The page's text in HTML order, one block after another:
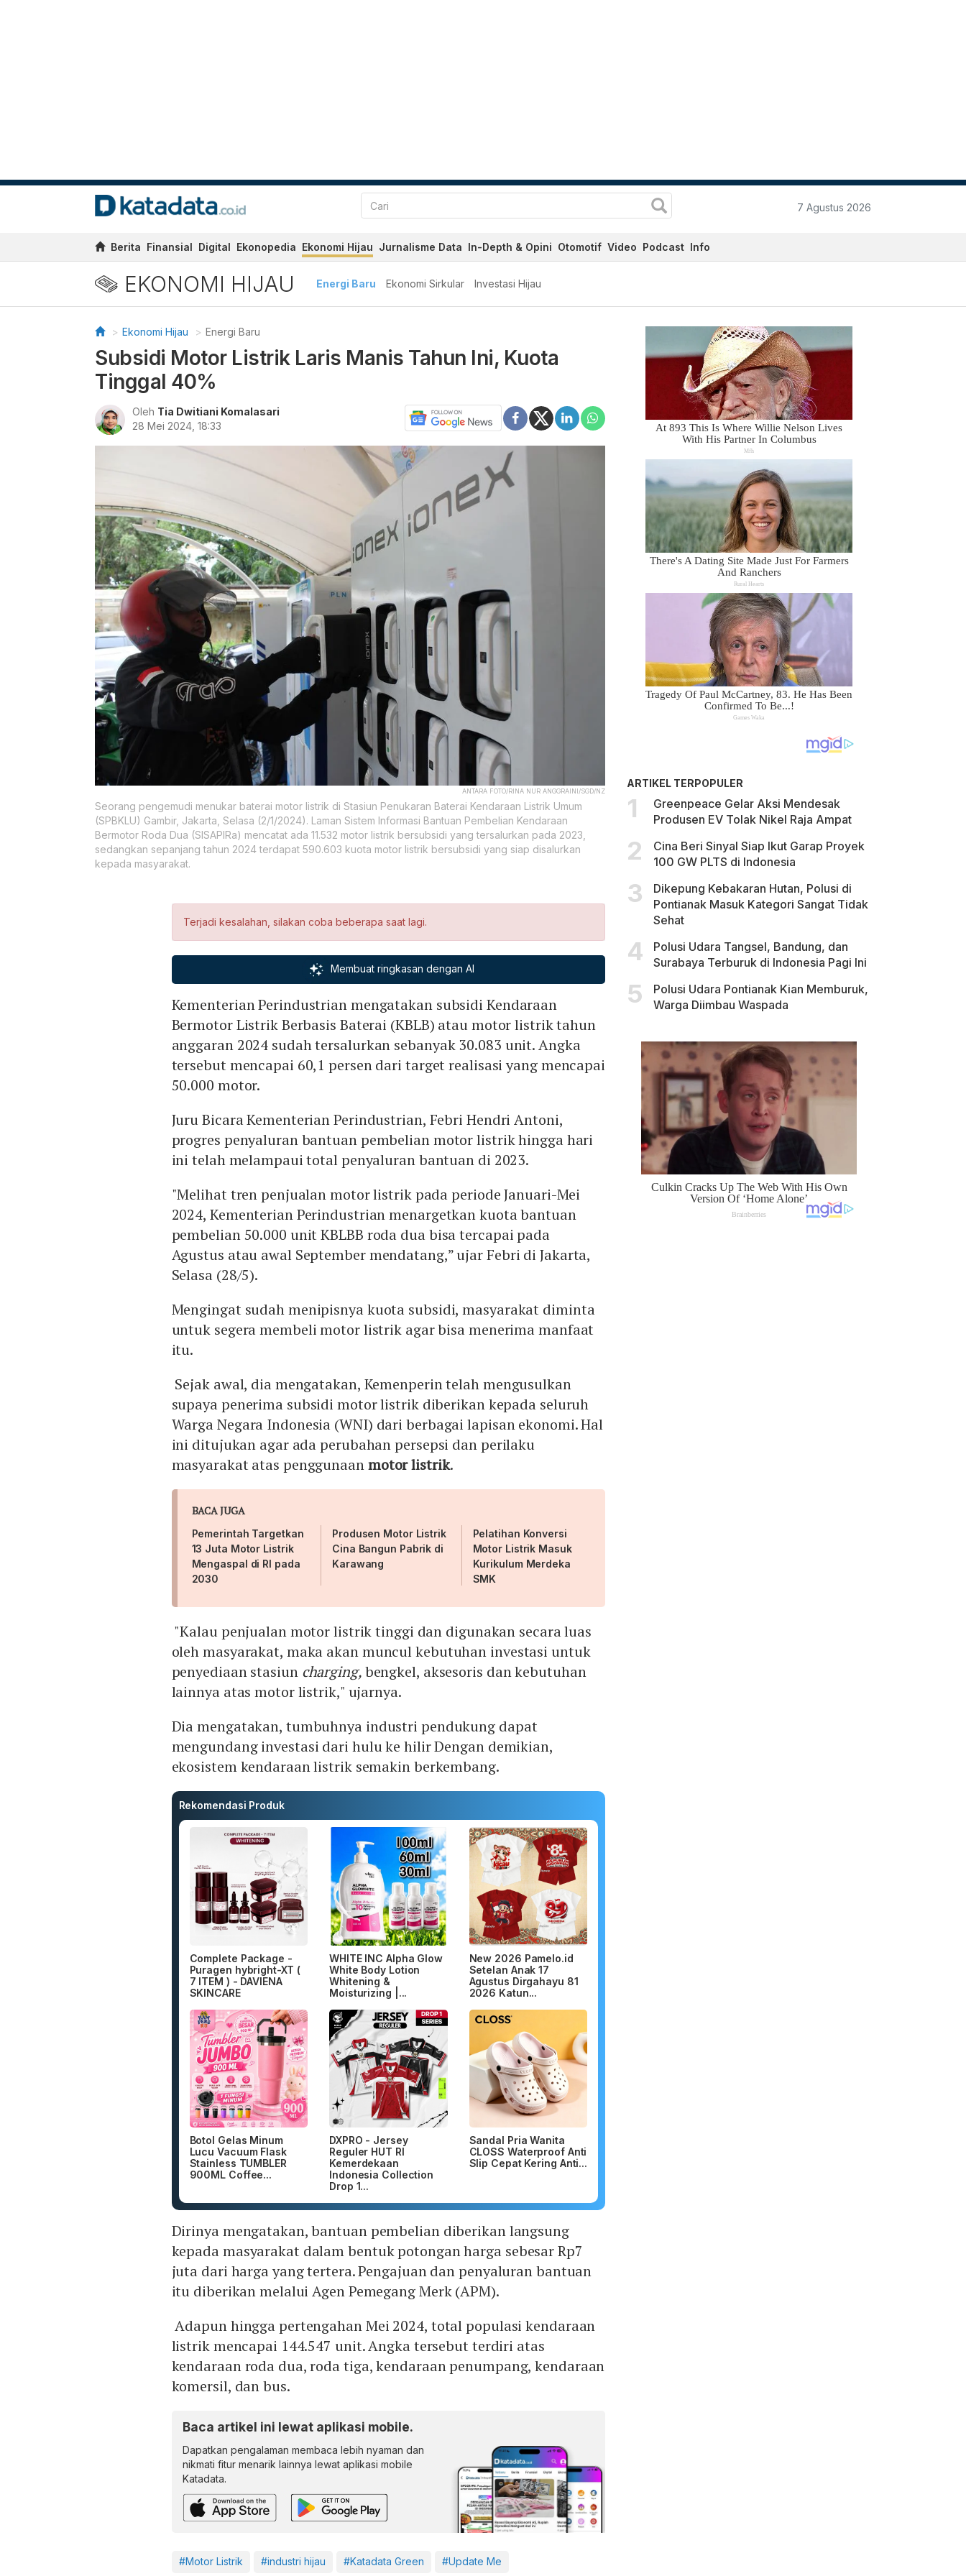
7 Agustus 2026
Berita Finansial Digital Ekonopedia Ekonomi Hijau Jurnalisme Data In-Depth & Opini Otomotif Video Podcast Info
EKONOMI HIJAU Energi Baru Ekonomi Sirkular Investasi Hijau
Ekonomi Hijau Energi Baru
Subsidi Motor Listrik Laris Manis Tahun Ini, Kuota
Tinggal 40%
Oleh Tia Dwitiani Komalasari
28 Mei 2024, 18:33
ANTARA FOTO/RINA NUR ANGGRAINI/SGD/NZ
Seorang pengemudi menukar baterai motor listrik di Stasiun Penukaran Baterai Kendaraan Listrik Umum
(SPBKLU) Gambir, Jakarta, Selasa (2/1/2024). Laman Sistem Informasi Bantuan Pembelian Kendaraan
Bermotor Roda Dua (SISAPIRa) mencatat ada 11.532 motor listrik bersubsidi yang tersalurkan pada 2023,
sedangkan sepanjang tahun 2024 terdapat 590.603 kuota motor listrik bersubsidi yang siap disalurkan
kepada masyarakat.
Terjadi kesalahan, silakan coba beberapa saat lagi.
Membuat ringkasan dengan AI
Kementerian Perindustrian mengatakan subsidi Kendaraan
Bermotor Listrik Berbasis Baterai (KBLB) atau motor listrik tahun
anggaran 2024 sudah tersalurkan sebanyak 30.083 unit. Angka
tersebut mencapai 60,1 persen dari target realisasi yang mencapai
50.000 motor.
Juru Bicara Kementerian Perindustrian, Febri Hendri Antoni,
progres penyaluran bantuan pembelian motor listrik hingga hari
ini telah melampaui total penyaluran bantuan di 2023.
"Melihat tren penjualan motor listrik pada periode Januari-Mei
2024, Kementerian Perindustrian menargetkan kuota bantuan
pembelian 50.000 unit KBLBB roda dua bisa tercapai pada
Agustus atau awal September mendatang,” ujar Febri di Jakarta,
Selasa (28/5).
Mengingat sudah menipisnya kuota subsidi, masyarakat diminta
untuk segera membeli motor listrik agar bisa menerima manfaat
itu.
Sejak awal, dia mengatakan, Kemenperin telah mengusulkan
supaya penerima subsidi motor listrik diberikan kepada seluruh
Warga Negara Indonesia (WNI) dari berbagai lapisan ekonomi. Hal
ini ditujukan agar ada perubahan persepsi dan perilaku
masyarakat atas penggunaanmotor listrik.
BACA JUGA
Pemerintah Targetkan
13 Juta Motor Listrik
Mengaspal di RI pada
2030
Produsen Motor Listrik
Cina Bangun Pabrik di
Karawang
Pelatihan Konversi
Motor Listrik Masuk
Kurikulum Merdeka
SMK
"Kalau penjualan motor listrik tinggi dan digunakan secara luas
oleh masyarakat, maka akan muncul kebutuhan investasi untuk
penyediaan stasiun charging,bengkel, aksesoris dan kebutuhan
lainnya atas motor listrik," ujarnya.
Dia mengatakan, tumbuhnya industri pendukung dapat
mengundang investasi dari hulu ke hilir Dengan demikian,
ekosistem kendaraan listrik semakin berkembang.
Rekomendasi Produk
Complete Package -
Puragen hybright-XT (
7 ITEM ) - DAVIENA
SKINCARE
WHITE INC Alpha Glow
White Body Lotion
Whitening &
Moisturizing |...
New 2026 Pamelo.id
Setelan Anak 17
Agustus Dirgahayu 81
2026 Katun...
Botol Gelas Minum
Lucu Vacuum Flask
Stainless TUMBLER
900ML Coffee...
DXPRO - Jersey
Reguler HUT RI
Kemerdekaan
Indonesia Collection
Drop 1...
Sandal Pria Wanita
CLOSS Waterproof Anti
Slip Cepat Kering Anti...
Dirinya mengatakan, bantuan pembelian diberikan langsung
kepada masyarakat dalam bentuk potongan harga sebesar Rp7
juta dari harga yang tertera. Pengajuan dan penyaluran bantuan
itu diberikan melalui Agen Pemegang Merk (APM).
Adapun hingga pertengahan Mei 2024, total populasi kendaraan
listrik mencapai 144.547 unit. Angka tersebut terdiri atas
kendaraan roda dua, roda tiga, kendaraan penumpang, kendaraan
komersil, dan bus.
Baca artikel ini lewat aplikasi mobile.
Dapatkan pengalaman membaca lebih nyaman dan
nikmati fitur menarik lainnya lewat aplikasi mobile
Katadata.
#Motor Listrik #industri hijau #Katadata Green #Update Me
ARTIKEL TERPOPULER
Greenpeace Gelar Aksi Mendesak
Produsen EV Tolak Nikel Raja Ampat
Cina Beri Sinyal Siap Ikut Garap Proyek
100 GW PLTS di Indonesia
Dikepung Kebakaran Hutan, Polusi di
Pontianak Masuk Kategori Sangat Tidak
Sehat
Polusi Udara Tangsel, Bandung, dan
Surabaya Terburuk di Indonesia Pagi Ini
Polusi Udara Pontianak Kian Memburuk,
Warga Diimbau Waspada